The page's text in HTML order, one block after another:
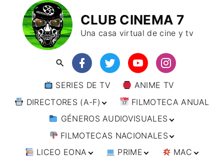
CLUB CINEMA 7
Una casa virtual de cine y tv
SERIES DE TV
ANIME TV
DIRECTORES (A-F)
DIRECTORES (F-L)
DIRECTORES (L-
W)
FILMOTECA ANUAL
GÉNEROS AUDIOVISUALES
ANIMACIÓN
ARTES MARCIALES
FILMOTECAS NACIONALES
AFRICA
LICEO EONA PRIME MAC